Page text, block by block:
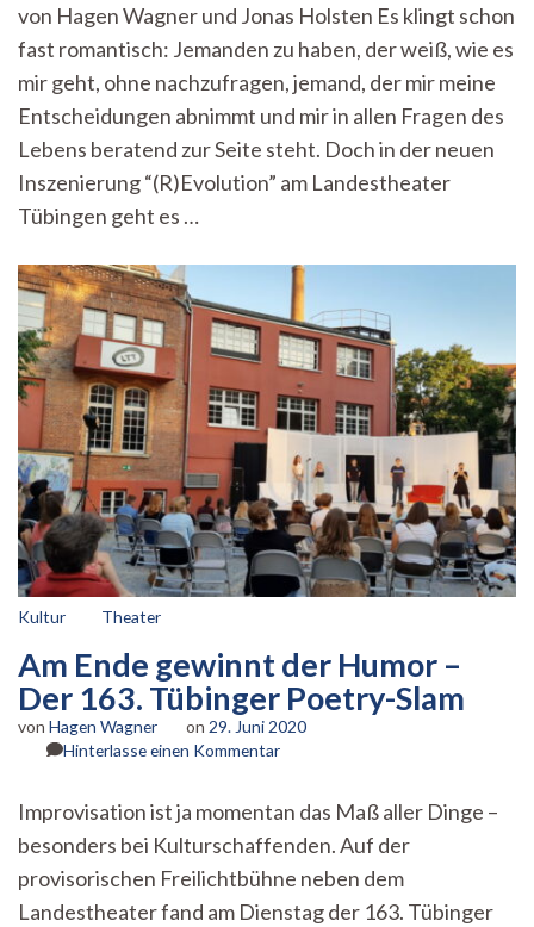
der
Haut
(R)Evolution
im
LTT
von Hagen Wagner und Jonas Holsten Es klingt schon
fast romantisch: Jemanden zu haben, der weiß, wie es
mir geht, ohne nachzufragen, jemand, der mir meine
Entscheidungen abnimmt und mir in allen Fragen des
Lebens beratend zur Seite steht. Doch in der neuen
Inszenierung “(R)Evolution” am Landestheater
Tübingen geht es …
Kultur Theater
Am Ende gewinnt der Humor –
Der 163. Tübinger Poetry-Slam
von Hagen Wagner on 29. Juni 2020
Hinterlasse einen Kommentarzu
gewinnt
der
Humor
–
Der
Improvisation ist ja momentan das Maß aller Dinge –
besonders bei Kulturschaffenden. Auf der
provisorischen Freilichtbühne neben dem
Landestheater fand am Dienstag der 163. Tübinger